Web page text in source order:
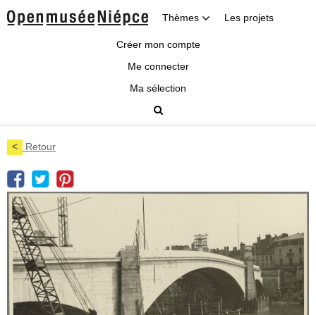
Thèmes Les projets
Créer mon compte
Me connecter
Ma sélection
< Retour